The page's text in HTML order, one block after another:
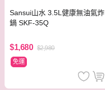
Sansui山水 3.5L健康無油氣炸
鍋 SKF-35Q
$1,680 $2,980
免運